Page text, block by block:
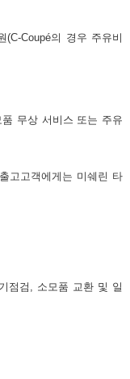
(C-Coupé의 경우 주유비
품 무상 서비스 또는 주유
고고객에게는 미쉐린 타
점검, 소모품 교환 및 일